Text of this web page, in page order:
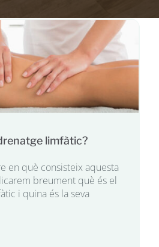
limfàtic?
en què consisteix aquesta
breument què és el
i quina és la seva